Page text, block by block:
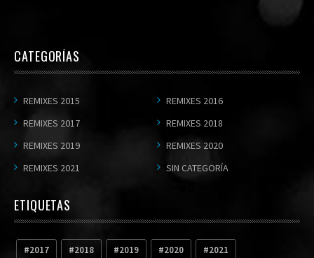
CATEGORÍAS
REMIXES 2015
REMIXES 2016
REMIXES 2017
REMIXES 2018
REMIXES 2019
REMIXES 2020
REMIXES 2021
SIN CATEGORÍA
ETIQUETAS
2017 2018 2019 2020 2021